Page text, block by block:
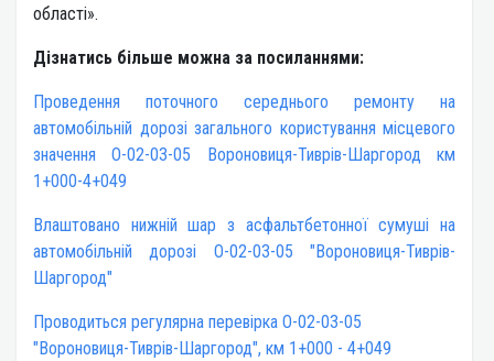
області».
Дізнатись більше можна за посиланнями:
Проведення поточного середнього ремонту на
автомобільній дорозі загального користування місцевого
значення О-02-03-05 Вороновиця-Тиврів-Шаргород км
1+000-4+049
Влаштовано нижній шар з асфальтбетонної сумуші на
автомобільній дорозі О-02-03-05 "Вороновиця-Тиврів-
Шаргород"
Проводиться регулярна перевірка О-02-03-05
"Вороновиця-Тиврів-Шаргород", км 1+000 - 4+049